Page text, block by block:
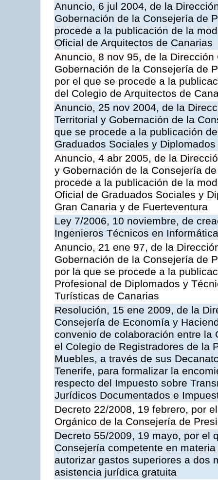
Anuncio, 6 jul 2004, de la
Gobernación de la Consejería de
procede a la publicación de la
Oficial de Arquitectos de Canarias
Anuncio, 8 nov 95, de la
Gobernación de la Consejería de
por el que se procede a la
del Colegio de Arquitectos de
Anuncio, 25 nov 2004, de la
Territorial y Gobernación de la
que se procede a la publicación
Graduados Sociales y
Anuncio, 4 abr 2005, de la
y Gobernación de la Consejería
procede a la publicación de la
Oficial de Graduados Sociales y
Gran Canaria y de Fuerteventura
Ley 7/2006, 10 noviembre, de
Ingenieros Técnicos en
Anuncio, 21 ene 97, de la
Gobernación de la Consejería de
por la que se procede a la
Profesional de Diplomados y
Turísticas de Canarias
Resolución, 15 ene 2009, de la
Consejería de Economía y
convenio de colaboración entre
el Colegio de Registradores de la
Muebles, a través de sus
Tenerife, para formalizar la
respecto del Impuesto sobre
Jurídicos Documentados e
Decreto 22/2008, 19 febrero, por
Orgánico de la Consejería de
Decreto 55/2009, 19 mayo, por el
Consejería competente en
autorizar gastos superiores a dos
asistencia jurídica gratuita